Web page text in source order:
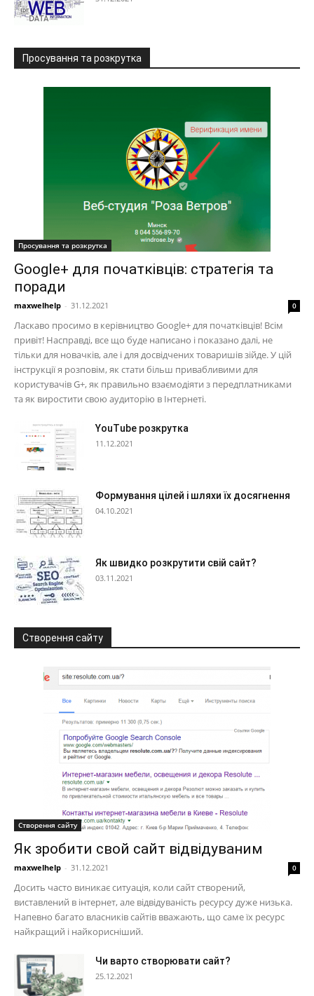
Просування та розкрутка
Просування та розкрутка
Google+ для початківців: стратегія та
поради
maxwelhelp - 31.12.2021 0
Ласкаво просимо в керівництво Google+ для початківців! Всім
привіт! Насправді, все що буде написано і показано далі, не
тільки для новачків, але і для досвідчених товаришів зійде. У цій
інструкції я розповім, як стати більш привабливими для
користувачів G+, як правильно взаємодіяти з передплатниками
та як виростити свою аудиторію в Інтернеті.
YouTube розкрутка
11.12.2021
Формування цілей і шляхи їх досягнення
04.10.2021
Як швидко розкрутити свій сайт?
03.11.2021
Створення сайту
Створення сайту
Як зробити свой сайт відвідуваним
maxwelhelp - 31.12.2021 0
Досить часто виникає ситуація, коли сайт створений,
виставлений в інтернет, але відвідуваність ресурсу дуже низька.
Напевно багато власників сайтів вважають, що саме їх ресурс
найкращий і найкорисніший.
Чи варто створювати сайт?
25.12.2021